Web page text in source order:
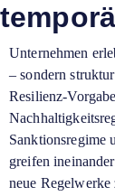
Unternehmen
– sondern
Resilienz-
Sanktionsregime
greifen
neue